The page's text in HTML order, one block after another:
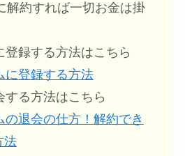
解約すれば一切お金は掛
登録する方法はこちら
に登録する方法
する方法はこちら
の退会の仕方！解約でき
法